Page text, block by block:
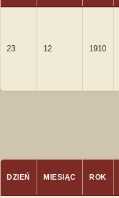
23 12 1910
DZIEŃ MIESIĄC ROK